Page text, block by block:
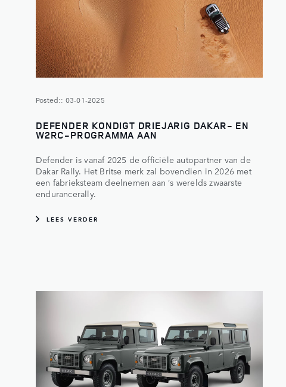
Posted:: 03-01-2025
DEFENDER KONDIGT DRIEJARIG DAKAR- EN
W2RC-PROGRAMMA AAN
Defender is vanaf 2025 de officiële autopartner van de
Dakar Rally. Het Britse merk zal bovendien in 2026 met
een fabrieksteam deelnemen aan ‘s werelds zwaarste
endurancerally.
LEES VERDER